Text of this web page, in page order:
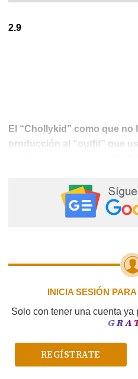
2.9
El “Chollykid” como que no
producción al “outfit” que
playa, pero zapatillas y
lo ve y le lanza una de sus
desaprueba su elección.
INICIA SESIÓN
Solo con tener una cuenta
REGÍSTRATE